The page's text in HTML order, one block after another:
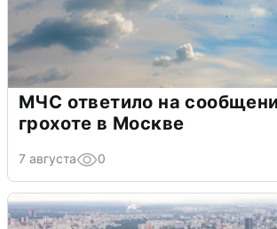
МЧС ответило на
грохоте в Москве
7 августа 0